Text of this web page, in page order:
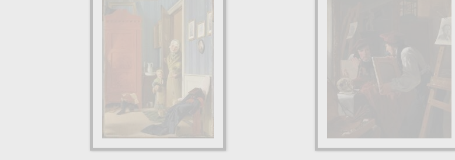
Pour en savoir plus sur la vie et l'œuvre de Wilhelm Ferdinand Bendz.